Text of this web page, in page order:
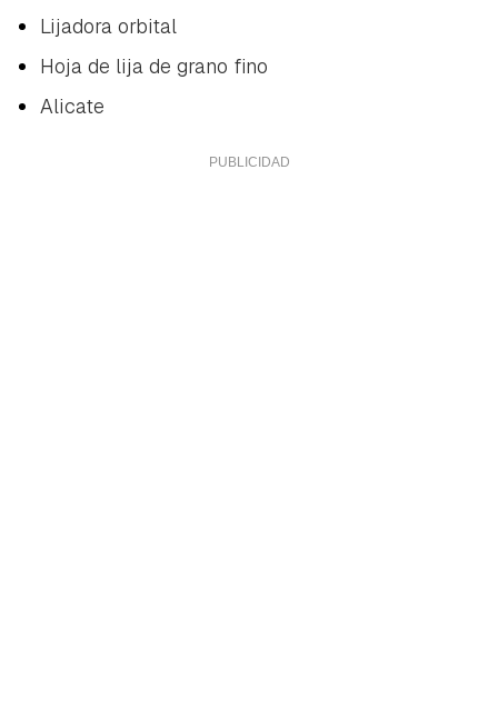
Lijadora orbital
Hoja de lija de grano fino
Alicate